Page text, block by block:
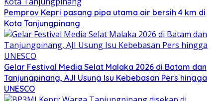
Pemprov Kepri pasang pipa utama air bersih 4 km di
Kota Tanjungpinang
Gelar Festival Media Selat Malaka 2026 di Batam dan
Tanjungpinang, AJI Usung Isu Kebebasan Pers hingga
UNESCO